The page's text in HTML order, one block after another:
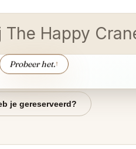
Happy
Probeer het.↑
je gereserveerd?